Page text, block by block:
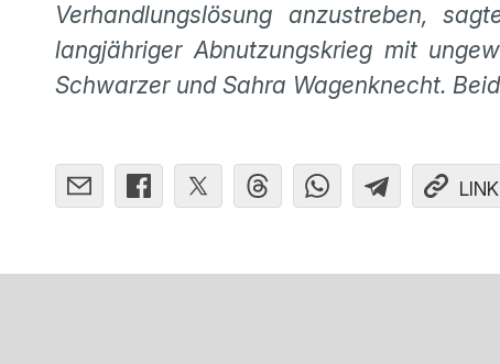
Verhandlungslösung anzustreben,
langjähriger Abnutzungskrieg mit
Schwarzer und Sahra Wagenknecht.
LINK